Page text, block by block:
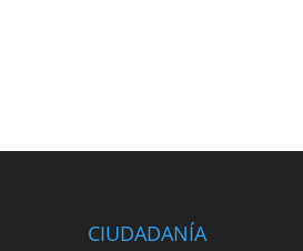
CIUDADANÍA